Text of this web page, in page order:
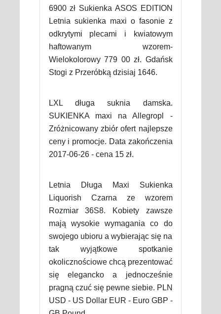
6900 zł Sukienka ASOS EDITION
Letnia sukienka maxi o fasonie z
odkrytymi plecami i kwiatowym
haftowanym wzorem-
Wielokolorowy 779 00 zł. Gdańsk
Stogi z Przeróbką dzisiaj 1646.
LXL długa suknia damska.
SUKIENKA maxi na Allegropl -
Zróżnicowany zbiór ofert najlepsze
ceny i promocje. Data zakończenia
2017-06-26 - cena 15 zł.
Letnia Długa Maxi Sukienka
Liquorish Czarna ze wzorem
Rozmiar 36S8. Kobiety zawsze
mają wysokie wymagania co do
swojego ubioru a wybierając się na
tak wyjątkowe spotkanie
okolicznościowe chcą prezentować
się elegancko a jednocześnie
pragną czuć się pewne siebie. PLN
USD - US Dollar EUR - Euro GBP -